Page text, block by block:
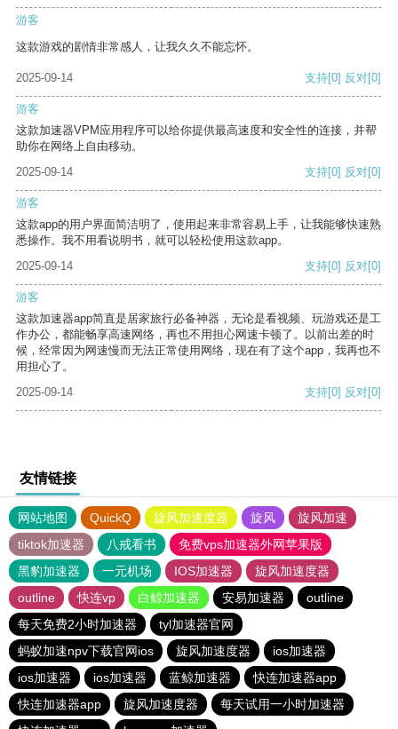
游客
这款游戏的剧情非常感人，让我久久不能忘怀。
2025-09-14 支持[0] 反对[0]
游客
这款加速器VPM应用程序可以给你提供最高速度和安全性的连接，并帮
助你在网络上自由移动。
2025-09-14
支持[0] 反对[0]
游客
这款app的用户界面简洁明了，使用起来非常容易上手，让我能够快速熟
悉操作。我不用看说明书，就可以轻松使用这款app。
2025-09-14
支持[0] 反对[0]
游客
这款加速器app简直是居家旅行必备神器，无论是看视频、玩游戏还是工
作办公，都能畅享高速网络，再也不用担心网速卡顿了。以前出差的时
候，经常因为网速慢而无法正常使用网络，现在有了这个app，我再也不
用担心了。
2025-09-14
支持[0] 反对[0]
友情链接
网站地图 QuickQ 旋风加速度器 旋风
旋风加速
tiktok加速器
八戒看书
免费vps加速器外网苹果版
黑豹加速器
一元机场 IOS加速器
旋风加速度器
outline
快连vp 白鲸加速器 安易加速器
outline
每天免费2小时加速器
tyl加速器官网
蚂蚁加速npv下载官网ios
旋风加速度器
ios加速器
ios加速器
ios加速器 蓝鲸加速器
快连加速器app
快连加速器app
旋风加速度器
每天试用一小时加速器